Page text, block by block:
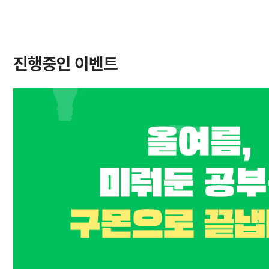
진행중인 이벤트